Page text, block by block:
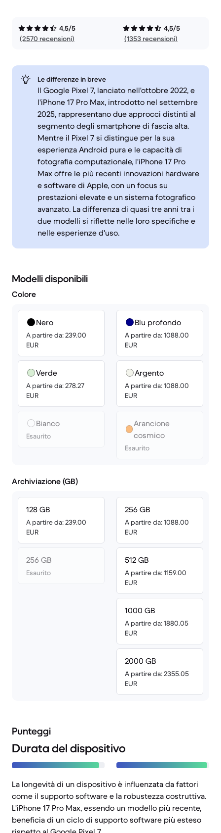
4,5/5
(2570 recensioni)
4,5/5
(1353 recensioni)
Le differenze in breve
Il Google Pixel 7, lanciato nell'ottobre 2022, e
l'iPhone 17 Pro Max, introdotto nel settembre
2025, rappresentano due approcci distinti al
segmento degli smartphone di fascia alta.
Mentre il Pixel 7 si distingue per la sua
esperienza Android pura e le capacità di
fotografia computazionale, l'iPhone 17 Pro
Max offre le più recenti innovazioni hardware
e software di Apple, con un focus su
prestazioni elevate e un sistema fotografico
avanzato. La differenza di quasi tre anni tra i
due modelli si riflette nelle loro specifiche e
nelle esperienze d'uso.
Modelli disponibili
Colore
Nero
A partire da: 239.00
EUR
Verde
A partire da: 278.27
EUR
Bianco
Esaurito
Blu profondo
A partire da: 1088.00
EUR
Argento
A partire da: 1088.00
EUR
Arancione
cosmico
Esaurito
Archiviazione (GB)
128 GB
A partire da: 239.00
EUR
256 GB
Esaurito
256 GB
A partire da: 1088.00
EUR
512 GB
A partire da: 1159.00
EUR
1000 GB
A partire da: 1880.05
EUR
2000 GB
A partire da: 2355.05
EUR
Punteggi
Durata del dispositivo
La longevità di un dispositivo è influenzata da fattori
come il supporto software e la robustezza costruttiva.
L'iPhone 17 Pro Max, essendo un modello più recente,
beneficia di un ciclo di supporto software più esteso